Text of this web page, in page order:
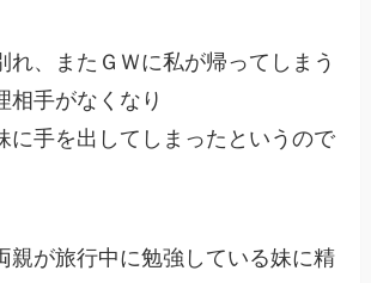
れ、またＧＷに私が帰ってしまう
相手がなくなり
に手を出してしまったというので
親が旅行中に勉強している妹に精